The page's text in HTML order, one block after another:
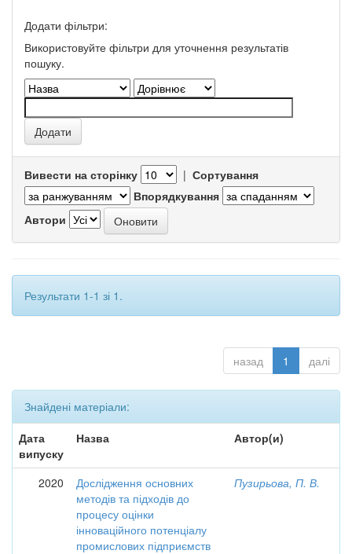
Додати фільтри:
Використовуйте фільтри для уточнення результатів
пошуку.
Вивести на сторінку | Сортування
Впорядкування
Автори
Результати 1-1 зі 1.
назад 1 далі
Знайдені матеріали:
Дата
випуску
Назва Автор(и)
2020
Дослідження основних
методів та підходів до
процесу оцінки
інноваційного потенціалу
промислових підприємств
Пузирьова, П. В.